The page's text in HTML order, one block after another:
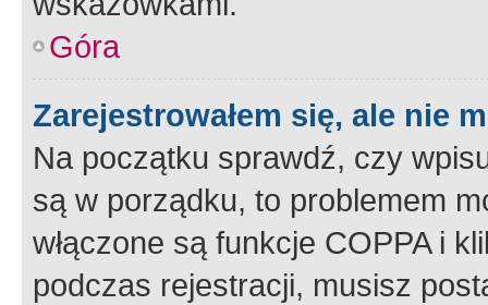
Góra
Zarejestrowałem się, ale nie
Na początku sprawdź, czy
są w porządku, to problemem
włączone są funkcje COPPA i
podczas rejestracji, musisz